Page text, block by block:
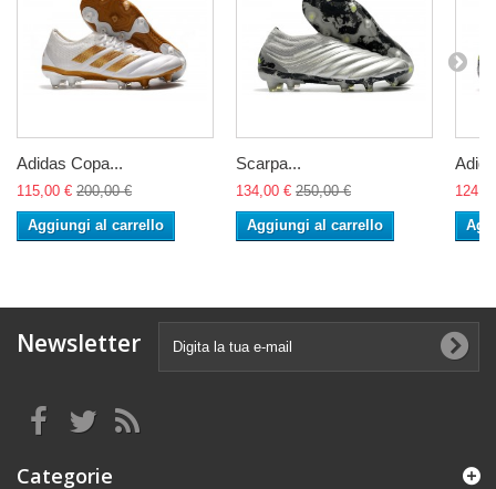
Adidas Copa...
115,00 € 200,00 €
Aggiungi al carrello
Scarpa...
134,00 € 250,00 €
Aggiungi al carrello
Newsletter
Categorie